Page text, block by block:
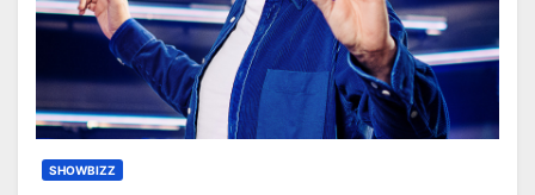
SHOWBIZZ